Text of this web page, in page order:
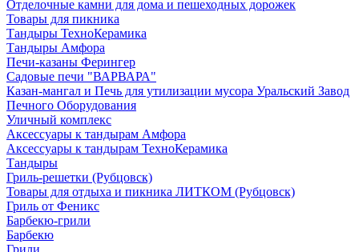
Отделочные камни для дома и пешеходных дорожек
Товары для пикника
Тандыры ТехноКерамика
Тандыры Амфора
Печи-казаны Ферингер
Садовые печи "ВАРВАРА"
Казан-мангал и Печь для утилизации мусора Уральский Завод
Печного Оборудования
Уличный комплекс
Аксессуары к тандырам Амфора
Аксессуары к тандырам ТехноКерамика
Тандыры
Гриль-решетки (Рубцовск)
Товары для отдыха и пикника ЛИТКОМ (Рубцовск)
Гриль от Феникс
Барбекю-грили
Барбекю
Грили